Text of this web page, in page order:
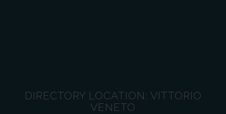
DIRECTORY LOCATION: VITTORIO
VENETO